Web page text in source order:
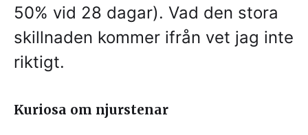
50% vid 28 dagar). Vad den stora
skillnaden kommer ifrån vet jag inte
riktigt.
Kuriosa om njurstenar